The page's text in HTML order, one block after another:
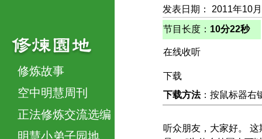
修炼故事
空中明慧周刊
正法修炼交流选编
明慧小弟子园地
发表日期： 2011年10
节目长度： 10分22秒
在线收听
下载
下载方法：按鼠标器右
听众朋友，大家好。 这